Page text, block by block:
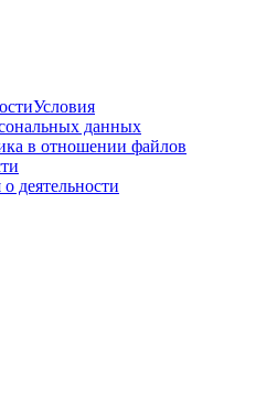
Условия
данных
в отношении файлов
деятельности